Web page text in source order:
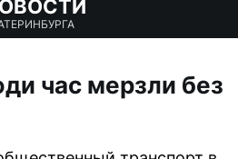
час мерзли без